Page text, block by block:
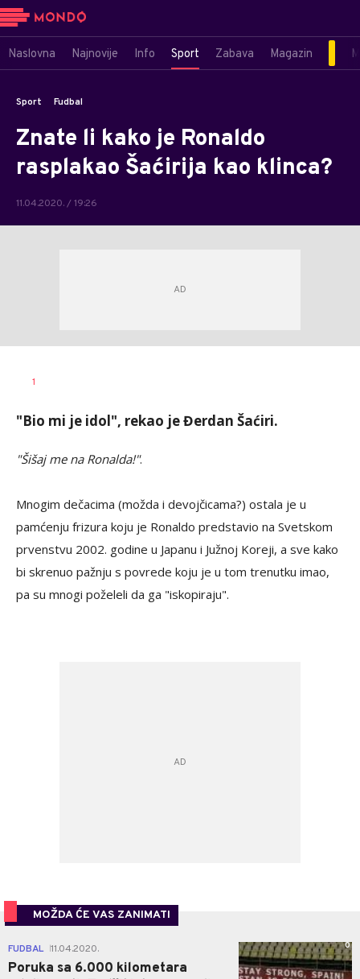
Naslovna Najnovije Info Sport Zabava Magazin
Sport Fudbal
Znate li kako je Ronaldo
rasplakao Šaćirija kao klinca?
11.04.2020. / 19:26
AUTOR
1
"Bio mi je idol", rekao je Đerdan Šaćiri.
"Šišaj me na Ronalda!".
Mnogim dečacima (možda i devojčicama?) ostala je u
pamćenju frizura koju je Ronaldo predstavio na Svetskom
prvenstvu 2002. godine u Japanu i Južnoj Koreji, a sve kako
bi skrenuo pažnju s povrede koju je u tom trenutku imao,
pa su mnogi poželeli da ga "iskopiraju".
MOŽDA ĆE VAS ZANIMATI
FUDBAL 11.04.2020.
Poruka sa 6.000 kilometara
0